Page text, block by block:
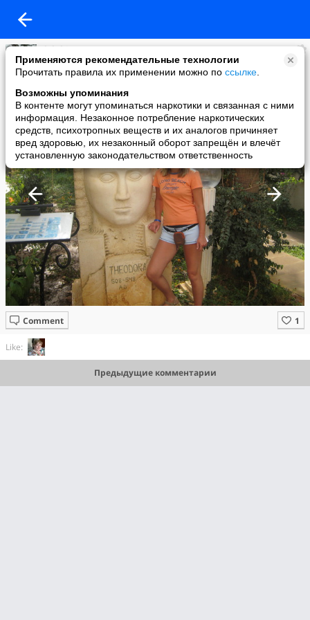
Применяются рекомендательные технологии
Прочитать правила их применении можно по ссылке
Возможны упоминания
В контенте могут упоминаться наркотики и связанная с ними
информация. Незаконное потребление наркотических
средств, психотропных веществ и их аналогов причиняет
вред здоровью, их незаконный оборот запрещён и влечёт
установленную законодательством ответственность
dolphin
added a photo
01 Apr в 16:19
Comment
Like:
Предыдущие комментарии